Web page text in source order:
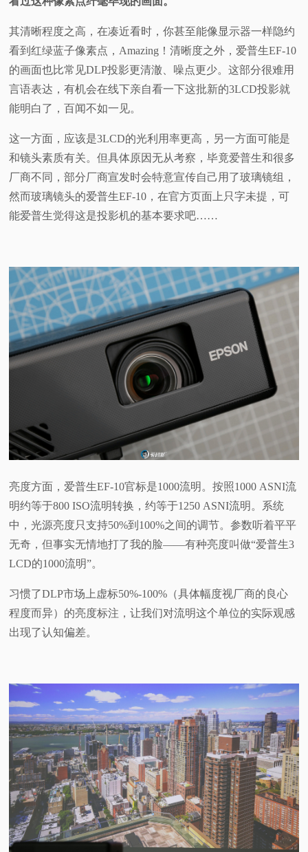
其清晰程度之高，在凑近看时，你甚至能像显示器一样隐约
看到红绿蓝子像素点，Amazing！清晰度之外，爱普生EF-10
的画面也比常见DLP投影更清澈、噪点更少。这部分很难用
言语表达，有机会在线下亲自看一下这批新的3LCD投影就
能明白了，百闻不如一见。
这一方面，应该是3LCD的光利用率更高，另一方面可能是
和镜头素质有关。但具体原因无从考察，毕竟爱普生和很多
厂商不同，部分厂商宣发时会特意宣传自己用了玻璃镜组，
然而玻璃镜头的爱普生EF-10，在官方页面上只字未提，可
能爱普生觉得这是投影机的基本要求吧……
亮度方面，爱普生EF-10官标是1000流明。按照1000 ASNI流
明约等于800 ISO流明转换，约等于1250 ASNI流明。系统
中，光源亮度只支持50%到100%之间的调节。参数听着平平
无奇，但事实无情地打了我的脸——有种亮度叫做“爱普生3
LCD的1000流明”。
习惯了DLP市场上虚标50%-100%（具体幅度视厂商的良心
程度而异）的亮度标注，让我们对流明这个单位的实际观感
出现了认知偏差。